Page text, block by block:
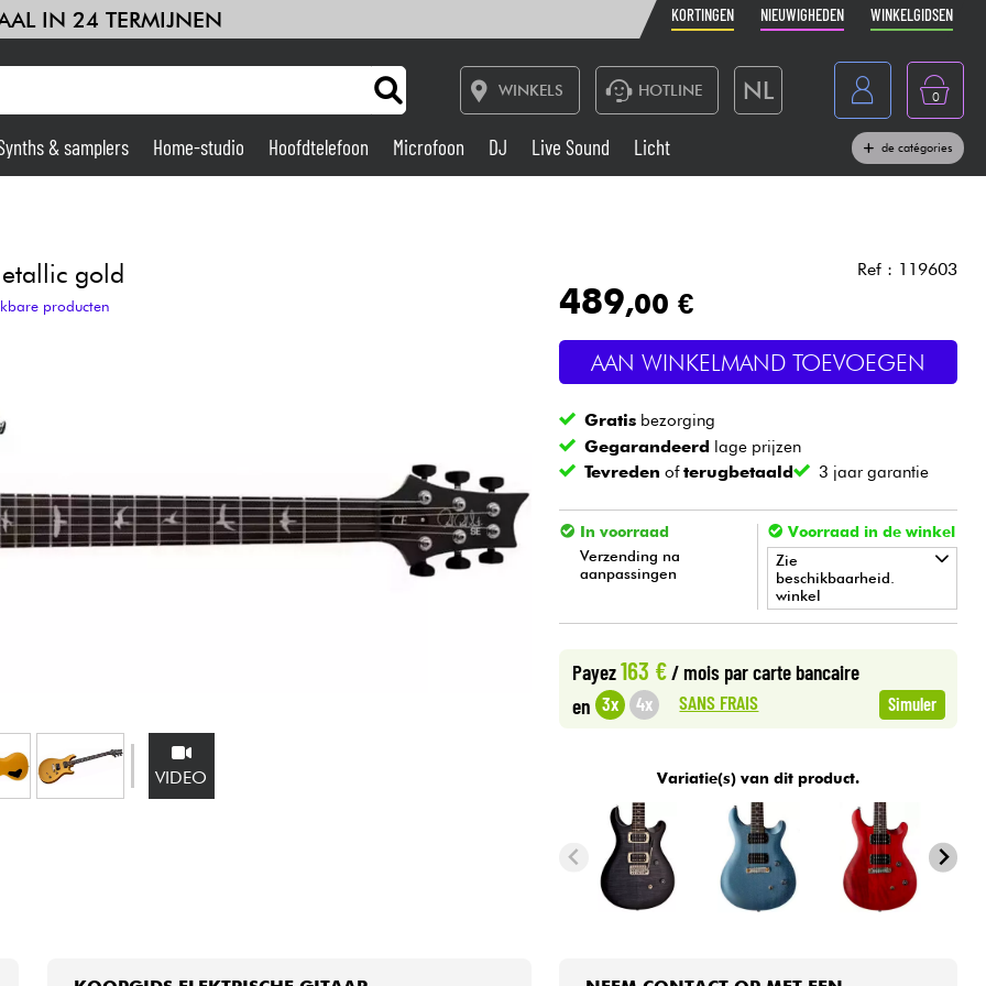
IN 24 TERMIJNEN KORTINGEN NIEUWIGHEDEN WINKELGIDSEN
WINKELS HOTLINE NL
France
Belgique
Deutschland
0
Home-studio
Live Sound
Blaasinstrument
Kabels & toebehoren
Sets
Bekijk onze merken
& samplers Home-studio Hoofdtelefoon Microfoon DJ Live Sound Licht de catégories
gold
producten
VIDEO
Ref : 119603
489,00 €
AAN WINKELMAND TOEVOEGEN
Gratis bezorging
Gegarandeerd lage prijzen
Tevreden ofterugbetaald 3 jaar garantie
In voorraad
Verzending na
aanpassingen
Voorraad in de winkel
Zie
beschikbaarheid.
winkel
• Star
Payez163 €/ mois par carte bancaire
en 3x 4x SANS FRAIS Simuler
Variatie(s) van dit product.